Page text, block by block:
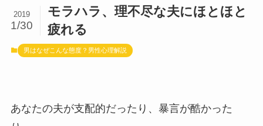
モラハラ、理不尽な夫にほとほと
疲れる
2019
1/30
男はなぜこんな態度？男性心理解説
あなたの夫が支配的だったり、暴言が酷かった